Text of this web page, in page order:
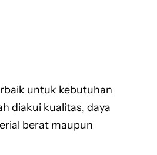
untuk kebutuhan
diakui kualitas, daya
berat maupun